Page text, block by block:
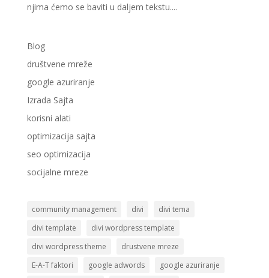
njima ćemo se baviti u daljem tekstu....
Blog
društvene mreže
google azuriranje
Izrada Sajta
korisni alati
optimizacija sajta
seo optimizacija
socijalne mreze
community management divi
divi tema
divi template
divi wordpress template
divi wordpress theme
drustvene mreze
E-A-T faktori
google adwords
google azuriranje